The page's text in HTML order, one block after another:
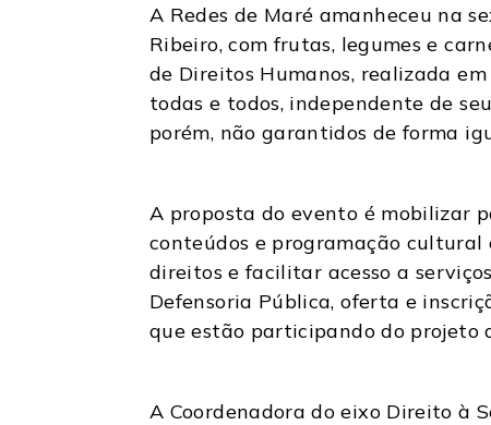
A Redes de Maré amanheceu na
Ribeiro, com frutas, legumes e
de Direitos Humanos, realizada
todas e todos, independente de
porém, não garantidos de forma
A proposta do evento é mobilizar
conteúdos e programação cultural
direitos e facilitar acesso a
Defensoria Pública, oferta e
que estão participando do projeto
A Coordenadora do eixo Direito à